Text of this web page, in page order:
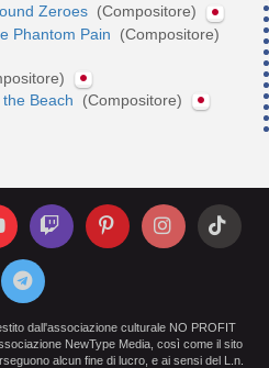
Zeroes (Compositore)
Phantom Pain (Compositore)
Beach (Compositore)
dall'associazione culturale NO PROFIT
NewType Media, così come il sito
alcun fine di lucro, e ai sensi del L.n.